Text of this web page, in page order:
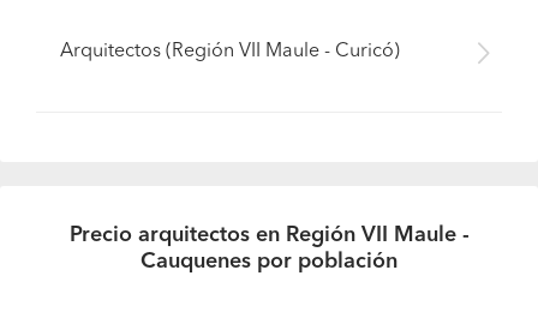
Arquitectos (Región VII Maule - Curicó)
Precio arquitectos en Región VII Maule -
Cauquenes por población